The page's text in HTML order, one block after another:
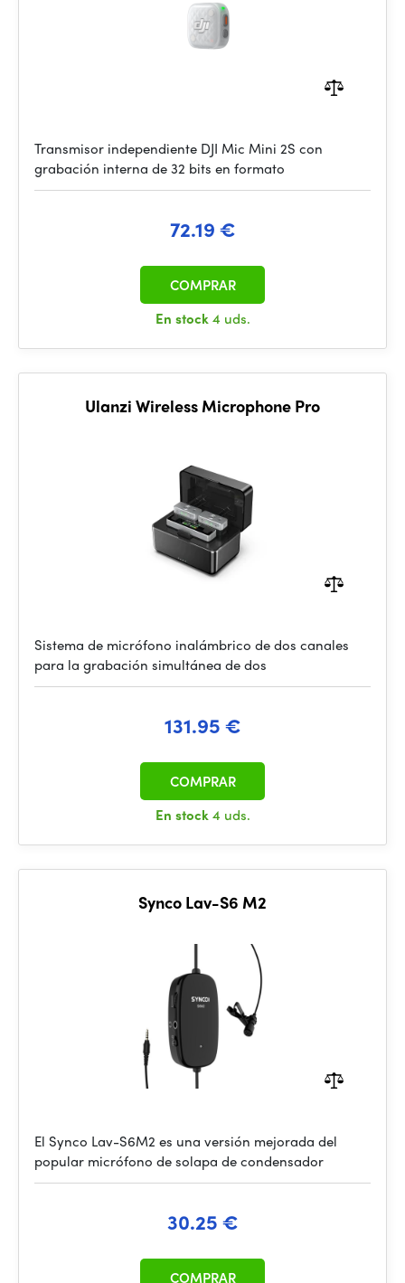
Transmisor independiente DJI Mic Mini 2S con
grabación interna de 32 bits en formato
72.19 €
En stock4 uds.
COMPRAR
Ulanzi Wireless Microphone Pro
Sistema de micrófono inalámbrico de dos canales
para la grabación simultánea de dos
131.95 €
En stock4 uds.
COMPRAR
Synco Lav-S6 M2
El Synco Lav-S6M2 es una versión mejorada del
popular micrófono de solapa de condensador
30.25 €
COMPRAR